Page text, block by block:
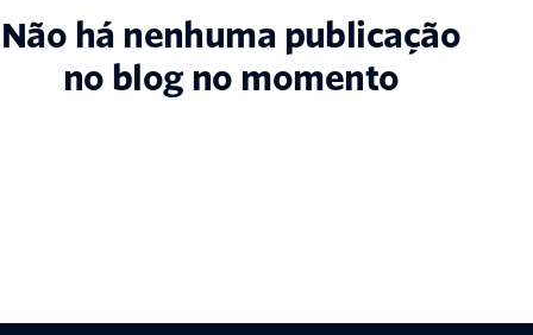
Não há nenhuma publicação
no blog no momento